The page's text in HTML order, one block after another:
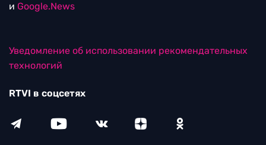
и Google.News
Уведомление об использовании рекомендательных
технологий
RTVI в соцсетях